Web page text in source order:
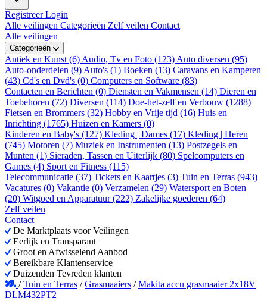
RegistreerLogin
Alle veilingen Categorieën Zelf veilen Contact
Alle veilingen
Categorieën
Antiek en Kunst (6) Audio, Tv en Foto (123) Auto diversen (95)
Auto-onderdelen (9) Auto's (1) Boeken (13) Caravans en Kamperen
(43) Cd's en Dvd's (0) Computers en Software (83)
Contacten en Berichten (0) Diensten en Vakmensen (14) Dieren en
Toebehoren (72) Diversen (114) Doe-het-zelf en Verbouw (1288)
Fietsen en Brommers (32) Hobby en Vrije tijd (16) Huis en
Inrichting (1765) Huizen en Kamers (0)
Kinderen en Baby's (127) Kleding | Dames (17) Kleding | Heren
(745) Motoren (7) Muziek en Instrumenten (13) Postzegels en
Munten (1) Sieraden, Tassen en Uiterlijk (80) Spelcomputers en
Games (4) Sport en Fitness (115)
Telecommunicatie (37) Tickets en Kaartjes (3) Tuin en Terras (943)
Vacatures (0) Vakantie (0) Verzamelen (29) Watersport en Boten
(20) Witgoed en Apparatuur (222) Zakelijke goederen (64)
Zelf veilen
Contact
De Marktplaats voor Veilingen
Eerlijk en Transparant
Groot en Afwisselend Aanbod
Bereikbare Klantenservice
Duizenden Tevreden klanten
/Tuin en Terras /Grasmaaiers /Makita accu grasmaaier 2x18V
DLM432PT2